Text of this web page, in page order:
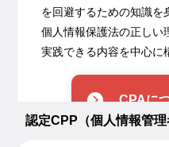
を回避するための知識を
個人情報保護法の正しい
実践できる内容を中心に
CPAに
認定CPP（個人情報管